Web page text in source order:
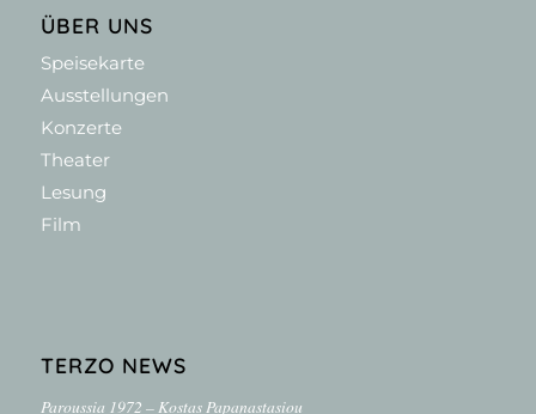
ÜBER UNS
Speisekarte
Ausstellungen
Konzerte
Theater
Lesung
Film
TERZO NEWS
Paroussia 1972 – Kostas Papanastasiou